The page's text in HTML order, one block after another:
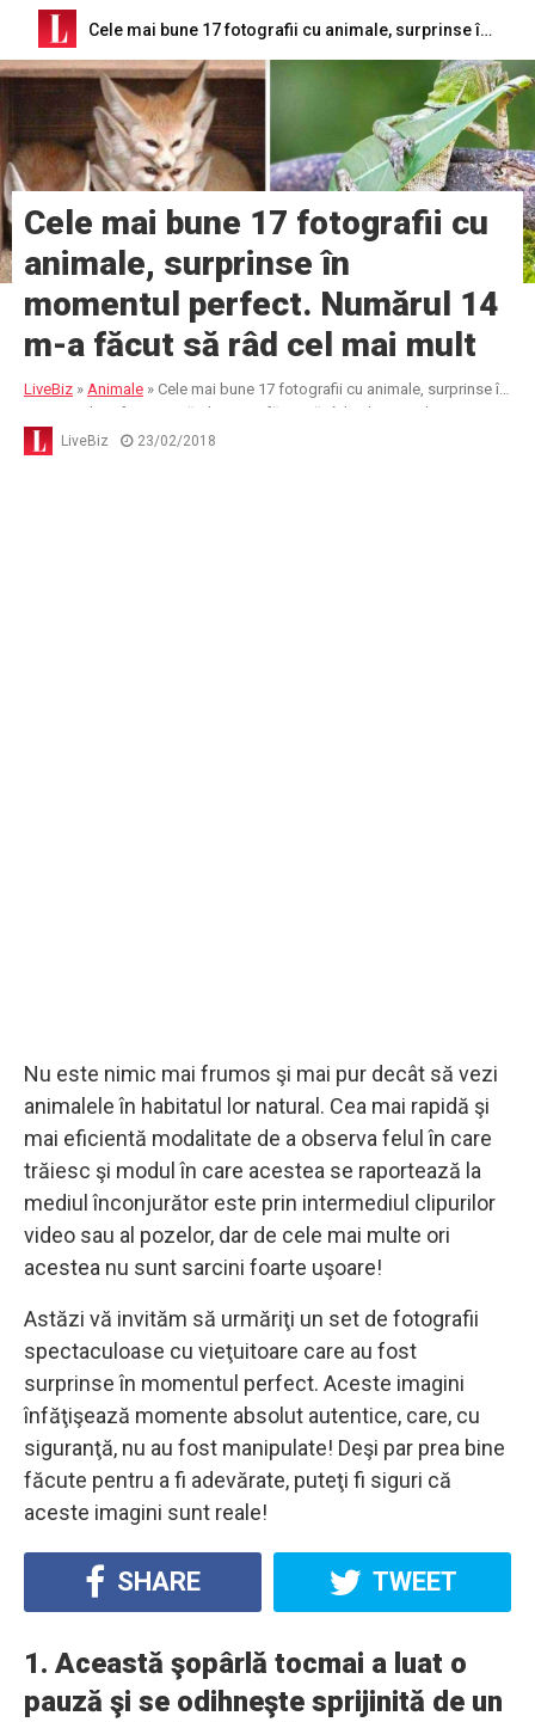
Cele mai bune 17 fotografii cu animale, surprinse în momentul perfect. Numărul 14 m-a făcut să râd cel mai mult
Cele mai bune 17 fotografii cu
animale, surprinse în
momentul perfect. Numărul 14
m-a făcut să râd cel mai mult
LiveBiz » Animale » Cele mai bune 17 fotografii cu animale, surprinse în
momentul perfect. Numărul 14 m-a făcut să râd cel mai mult
LiveBiz 23/02/2018
Nu este nimic mai frumos şi mai pur decât să vezi
animalele în habitatul lor natural. Cea mai rapidă şi
mai eficientă modalitate de a observa felul în care
trăiesc şi modul în care acestea se raportează la
mediul înconjurător este prin intermediul clipurilor
video sau al pozelor, dar de cele mai multe ori
acestea nu sunt sarcini foarte uşoare!
Astăzi vă invităm să urmăriţi un set de fotografii
spectaculoase cu vieţuitoare care au fost
surprinse în momentul perfect. Aceste imagini
înfăţişează momente absolut autentice, care, cu
siguranţă, nu au fost manipulate! Deşi par prea bine
făcute pentru a fi adevărate, puteţi fi siguri că
aceste imagini sunt reale!
SHARE TWEET
1. Această şopârlă tocmai a luat o
pauză şi se odihneşte sprijinită de un